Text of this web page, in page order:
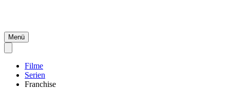
Menü
Filme
Serien
Franchise